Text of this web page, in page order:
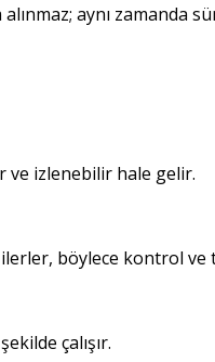
alınmaz; aynı
izlenebilir hale gelir.
böylece kontrol ve
çalışır.